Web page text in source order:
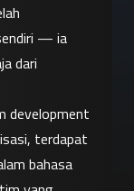
— ia
dari
development
terdapat
bahasa